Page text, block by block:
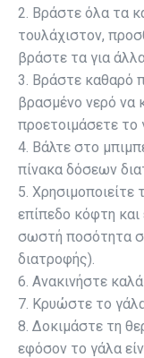
2. Βράστε όλα τα
τουλάχιστον,
βράστε τα για
3. Βράστε καθαρό
βρασμένο νερό να
προετοιμάσετε το
4. Βάλτε στο
πίνακα δόσεων
5. Χρησιμοποιείτε
επίπεδο κόφτη
σωστή ποσότητα
διατροφής).
6. Ανακινήστε
7. Κρυώστε το
8. Δοκιμάστε τη
εφόσον το γάλα